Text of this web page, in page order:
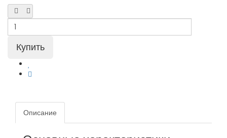
Описание